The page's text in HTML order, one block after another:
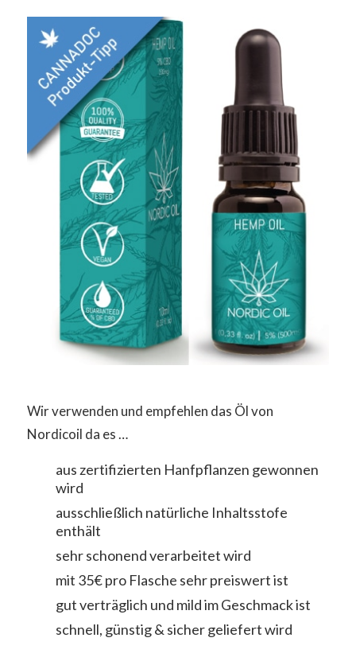
Wir verwenden und empfehlen das Öl von
Nordicoil da es …
aus zertifizierten Hanfpflanzen gewonnen
wird
ausschließlich natürliche Inhaltsstofe
enthält
sehr schonend verarbeitet wird
mit 35€ pro Flasche sehr preiswert ist
gut verträglich und mild im Geschmack ist
schnell, günstig & sicher geliefert wird